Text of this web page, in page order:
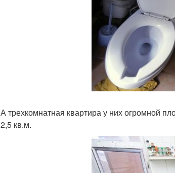
А трехкомнатная квартира у них огромной
2,5 кв.м.